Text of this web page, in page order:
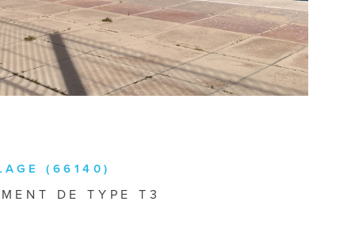
(66140)
DE TYPE T3